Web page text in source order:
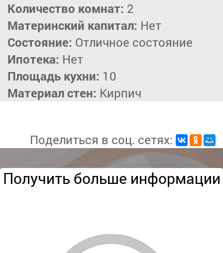
Количество комнат: 2
Материнский капитал: Нет
Состояние: Отличное состояние
Ипотека: Нет
Площадь кухни: 10
Материал стен: Кирпич
Поделиться в соц. сетях:
Получить больше информации